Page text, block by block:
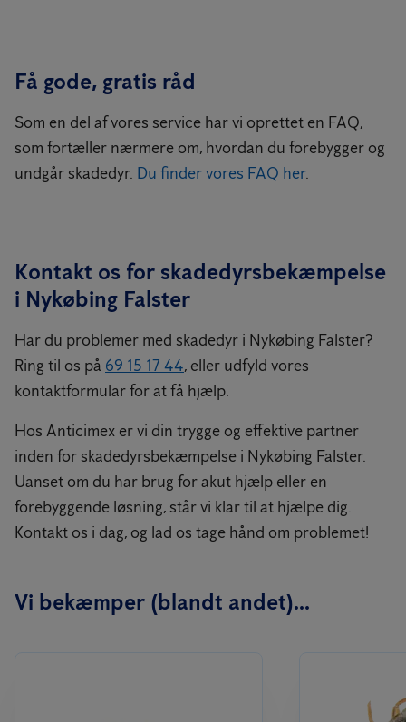
Få gode, gratis råd
Som en del af vores service har vi oprettet en FAQ,
som fortæller nærmere om, hvordan du forebygger og
undgår skadedyr. Du finder vores FAQ her.
Kontakt os for skadedyrsbekæmpelse
i Nykøbing Falster
Har du problemer med skadedyr i Nykøbing Falster?
Ring til os på 69 15 17 44, eller udfyld vores
kontaktformular for at få hjælp.
Hos Anticimex er vi din trygge og effektive partner
inden for skadedyrsbekæmpelse i Nykøbing Falster.
Uanset om du har brug for akut hjælp eller en
forebyggende løsning, står vi klar til at hjælpe dig.
Kontakt os i dag, og lad os tage hånd om problemet!
Vi bekæmper (blandt andet)...